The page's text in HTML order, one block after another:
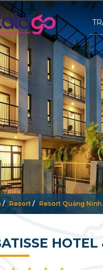
/ Resort / Resort Quảng Ninh
HOTEL